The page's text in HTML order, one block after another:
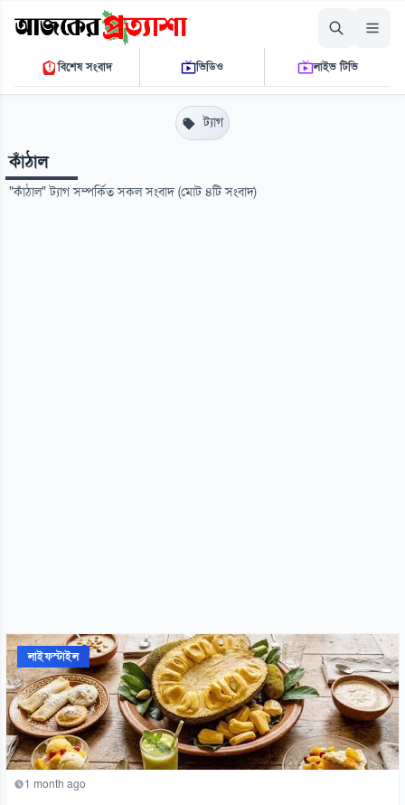
শুক্রবার, ০৭ আগস্ট ২০২৬
০৭:৪৭:০৬ পি.এম.THE DAILY AJKER PROTTASHA
বিশেষ সংবাদ ভিডিও লাইভ টিভি
ট্যাগ
কাঁঠাল
"কাঁঠাল" ট্যাগ সম্পর্কিত সকল সংবাদ (মোট ৪টি সংবাদ)
লাইফস্টাইল
1 month ago